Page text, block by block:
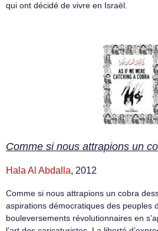
qui ont décidé de vivre en Israël.
Comme si nous attrapions un
Hala Al Abdalla, 2012
Comme si nous attrapions un cobra
aspirations démocratiques des peuples
bouleversements révolutionnaires en